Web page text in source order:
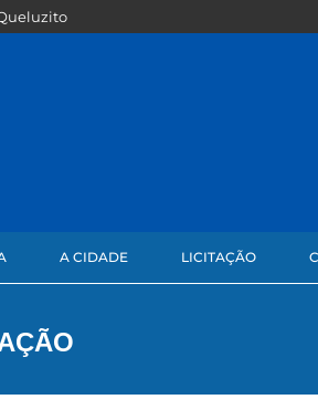
A CIDADE LICITAÇÃO